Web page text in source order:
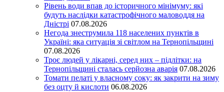
Рівень води впав до історичного мінімуму: які
будуть наслідки катастрофічного маловоддя на
Дністрі 07.08.2026
Негода знеструмила 118 населених пунктів в
Україні: яка ситуація зі світлом на Тернопільщині
07.08.2026
Троє людей у лікарні, серед них – підлітки: на
Тернопільщині сталась серйозна аварія 07.08.2026
Томати пелаті у власному соку: як закрити на зиму
без оцту й кислоти 06.08.2026